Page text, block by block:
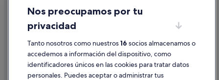
Hoteles para bodas en Costa Adeje
Hoteles de aventura en Costa Adeje
Hoteles con todo incluido en Costa Adeje
Hoteles de 4 estrellas en Costa Adeje
Hoteles de 4 estrellas en San Eugenio
Condiciones de uso
Información legal/contacto
Pautas sobre el contenido y cómo denunciar contenido
Ayuda
Nos preocupamos por tu
privacidad
Tanto nosotros como nuestros16 socios almacenamos o
accedemos a información del dispositivo, como
identificadores únicos en las cookies para tratar datos
personales. Puedes aceptar o administrar tus